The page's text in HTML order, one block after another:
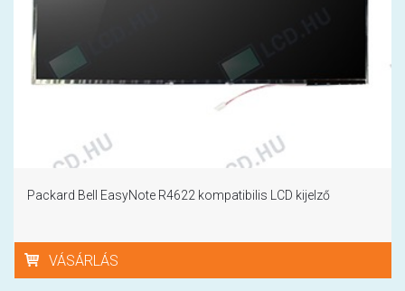
Packard Bell EasyNote R4622 kompatibilis LCD kijelző
VÁSÁRLÁS